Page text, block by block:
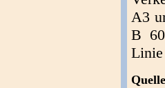
A3
B
Linie